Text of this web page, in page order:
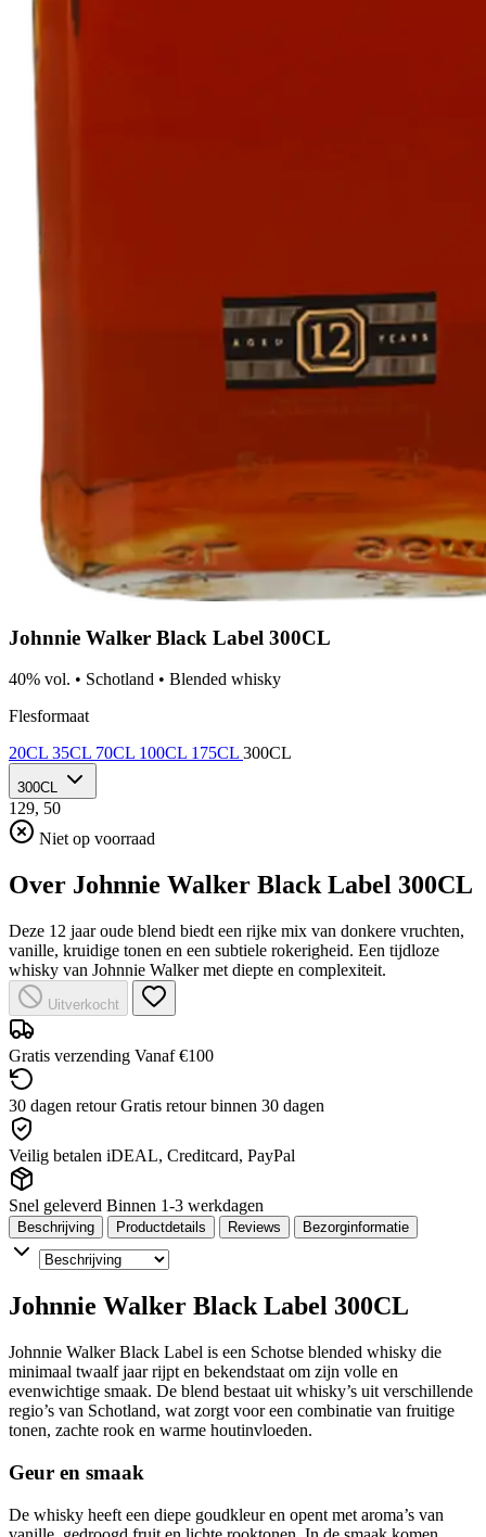
Johnnie Walker Black Label 300CL
40% vol. • Schotland • Blended whisky
Flesformaat
20CL 35CL 70CL 100CL 175CL 300CL
300CL
129, 50
Niet op voorraad
Over Johnnie Walker Black Label 300CL
Deze 12 jaar oude blend biedt een rijke mix van donkere vruchten,
vanille, kruidige tonen en een subtiele rokerigheid. Een tijdloze
whisky van Johnnie Walker met diepte en complexiteit.
Uitverkocht
Gratis verzending Vanaf €100
30 dagen retour Gratis retour binnen 30 dagen
Veilig betalen iDEAL, Creditcard, PayPal
Snel geleverd Binnen 1-3 werkdagen
Beschrijving Productdetails Reviews Bezorginformatie
Johnnie Walker Black Label 300CL
Johnnie Walker Black Label is een Schotse blended whisky die
minimaal twaalf jaar rijpt en bekendstaat om zijn volle en
evenwichtige smaak. De blend bestaat uit whisky’s uit verschillende
regio’s van Schotland, wat zorgt voor een combinatie van fruitige
tonen, zachte rook en warme houtinvloeden.
Geur en smaak
De whisky heeft een diepe goudkleur en opent met aroma’s van